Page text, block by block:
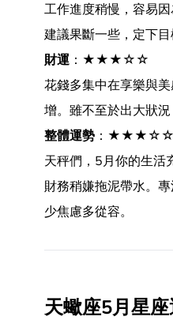
工作進度稍慢，容易因
建議果斷一些，定下目
財運 ：★★★☆☆
花錢多集中在享樂與
增。雖不至於出大狀況
整體運勢 ：★★★☆☆
天秤們，5月你的生活
財務稍嫌拖泥帶水。
少焦慮多從容。
天蠍座5月星